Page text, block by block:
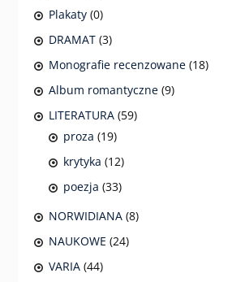
Plakaty (0)
DRAMAT (3)
Monografie recenzowane (18)
Album romantyczne (9)
LITERATURA (59)
proza (19)
krytyka (12)
poezja (33)
NORWIDIANA (8)
NAUKOWE (24)
VARIA (44)